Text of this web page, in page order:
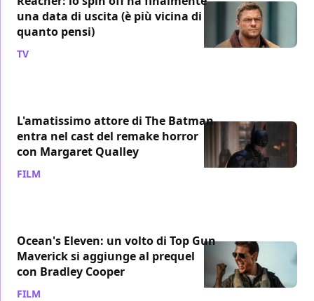
una data di uscita (è più vicina di
quanto pensi)
TV
L'amatissimo attore di The Batman
entra nel cast del remake horror
con Margaret Qualley
FILM
Ocean's Eleven: un volto di Top Gun
Maverick si aggiunge al prequel
con Bradley Cooper
FILM